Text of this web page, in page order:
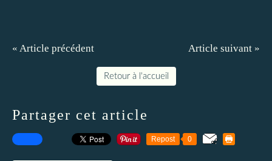
« Article précédent Article suivant »
Retour à l'accueil
Partager cet article
Repost 0